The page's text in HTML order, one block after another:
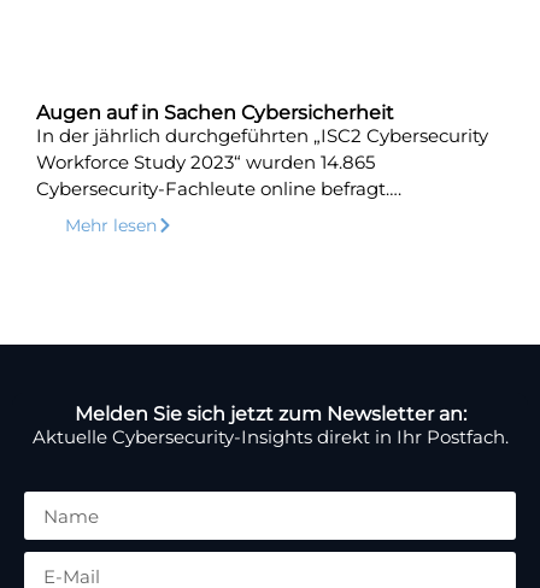
Augen auf in Sachen Cybersicherheit
In der jährlich durchgeführten „ISC2 Cybersecurity
Workforce Study 2023“ wurden 14.865
Cybersecurity-Fachleute online befragt….
Mehr lesen
Melden Sie sich jetzt zum Newsletter an:
Aktuelle Cybersecurity-Insights direkt in Ihr Postfach.